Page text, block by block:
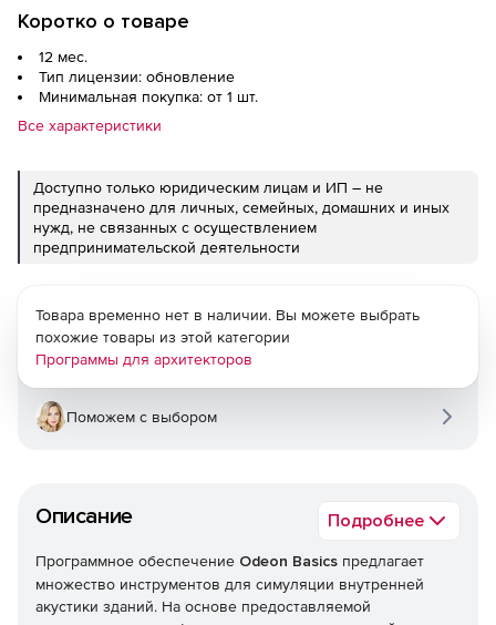
Коротко о товаре
12 мес.
Тип лицензии: обновление
Минимальная покупка: от 1 шт.
Все характеристики
Доступно только юридическим лицам и ИП – не
предназначено для личных, семейных, домашних и иных
нужд, не связанных с осуществлением
предпринимательской деятельности
Описание Подробнее
Программное обеспечение Odeon Basics предлагает
множество инструментов для симуляции внутренней
акустики зданий. На основе предоставляемой
Товара временно нет в наличии. Вы можете выбрать
похожие товары из этой категории
Программы для архитекторов
Поможем с выбором